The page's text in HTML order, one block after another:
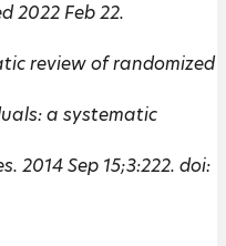
2022 Feb 22.
review of randomized
a systematic
2014 Sep 15;3:222. doi: